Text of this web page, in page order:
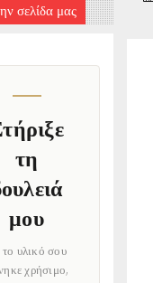
σελίδα μας
τη
μου
υλικό σου
χρήσιμο,